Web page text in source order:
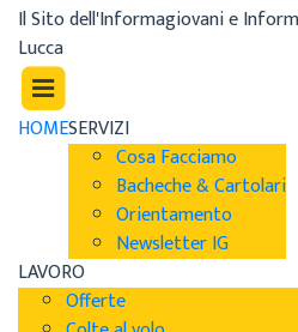
Il Sito dell'Informagiovani e
Lucca
HOMESERVIZI
Cosa Facciamo
Bacheche & Cartolari
Orientamento
Newsletter IG
LAVORO
Offerte